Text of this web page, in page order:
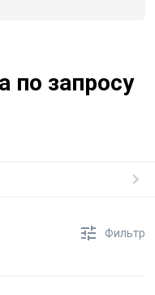
по запросу
Фильтр